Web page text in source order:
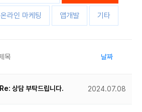
온라인 마케팅 앱개발 기타
목 날짜
Re: 상담 부탁드립니다. 2024.07.08